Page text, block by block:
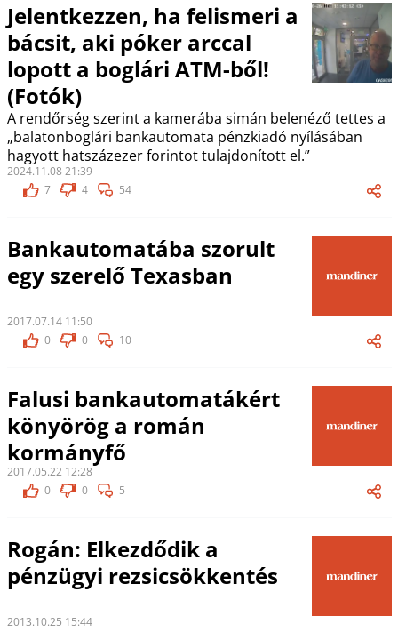
Jelentkezzen, ha felismeri a
bácsit, aki póker arccal
lopott a boglári ATM-ből!
(Fotók)
A rendőrség szerint a kamerába simán belenéző tettes a
„balatonboglári bankautomata pénzkiadó nyílásában
hagyott hatszázezer forintot tulajdonított el.”
2024.11.08 21:39
7
4 54
Bankautomatába szorult
egy szerelő Texasban
2017.07.14 11:50
0
0 10
Falusi bankautomatákért
könyörög a román
kormányfő
2017.05.22 12:28
0
0 5
Rogán: Elkezdődik a
pénzügyi rezsicsökkentés
2013.10.25 15:44